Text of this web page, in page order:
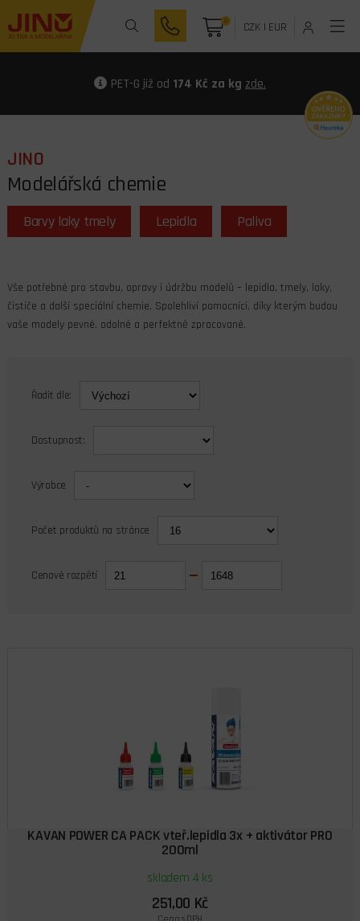
0 CZK| EUR
PET-G již od 174 Kč za kg zde.
JINO
Modelářská chemie
Barvy laky tmely Lepidla Paliva
Vše potřebné pro stavbu, opravy i údržbu modelů – lepidla, tmely, laky,
čističe a další speciální chemie. Spolehliví pomocníci, díky kterým budou
vaše modely pevné, odolné a perfektně zpracované.
Řadit dle:
Dostupnost:
Výrobce
Počet produktů na stránce
Cenové rozpětí
KAVAN POWER CA PACK vteř.lepidla 3x + aktivátor PRO
200ml
skladem 4 ks
251,00 Kč